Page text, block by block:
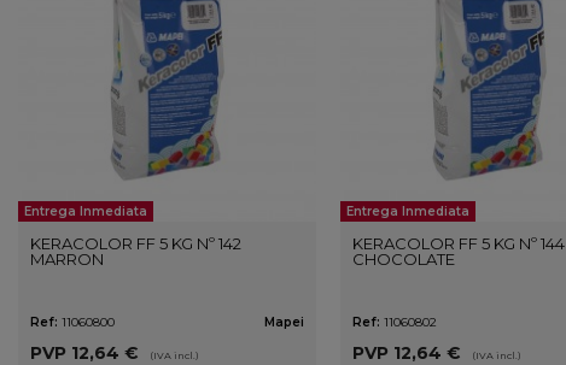
Entrega Inmediata
KERACOLOR FF 5 KG Nº 142
MARRON
Ref: 11060800 Mapei
PVP 12,64 € (IVA incl.)
Entrega Inmediata
KERACOLOR FF 5 KG Nº 144
CHOCOLATE
Ref: 11060802
PVP 12,64 € (IVA incl.)